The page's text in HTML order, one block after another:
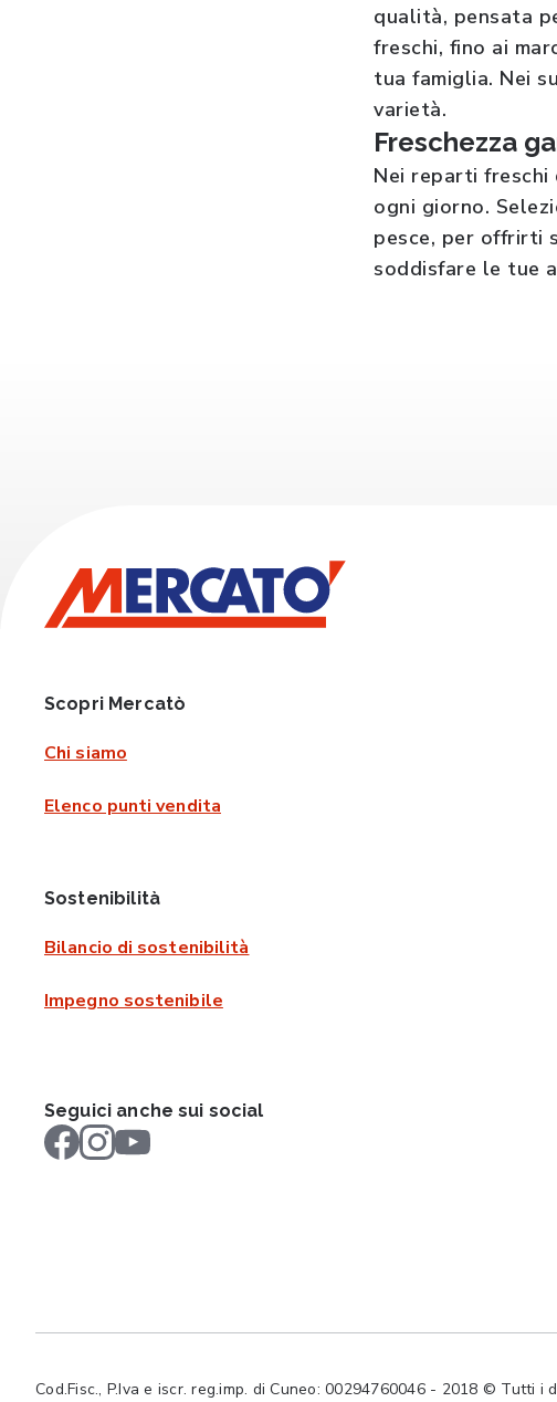
qualità, pensata
freschi, fino ai
tua famiglia. Nei
varietà.
Freschezza
Nei reparti freschi
ogni giorno.
pesce, per offrirti
soddisfare le tue
Scopri Mercatò
Chi siamo
Elenco punti vendita
Sostenibilità
Bilancio di sostenibilità
Impegno sostenibile
Seguici anche sui social
Cod.Fisc., P.Iva e iscr. reg.imp. di Cuneo: 00294760046 - 2018 © Tutti i